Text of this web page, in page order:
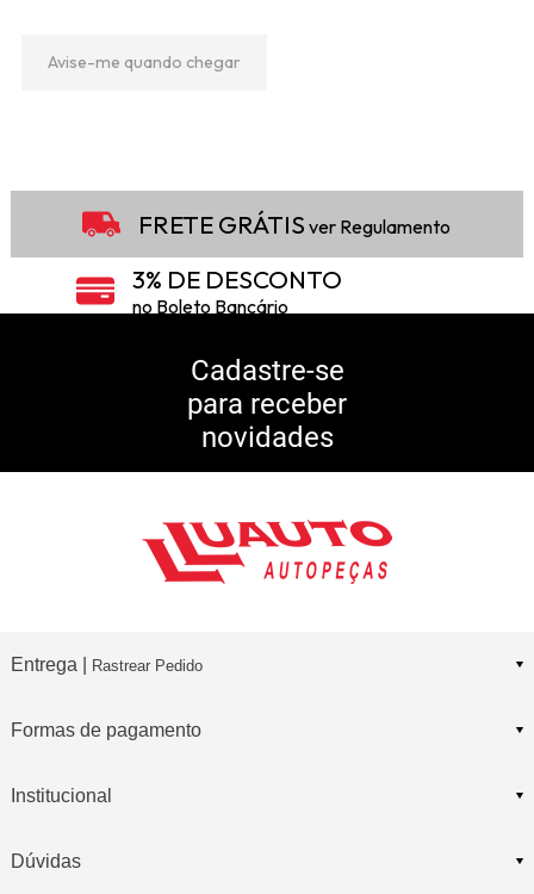
Avise-me quando chegar
FRETE GRÁTIS ver Regulamento
3% DE DESCONTO
no Boleto Bancário
5% DE DESCONTO
10% DE CASHBACK
Consulte Regulamento
Cadastre-se
para receber
novidades
Entrega | Rastrear Pedido
Formas de pagamento
Institucional
Dúvidas